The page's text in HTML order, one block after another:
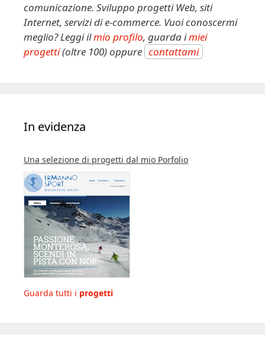
comunicazione. Sviluppo progetti Web, siti
Internet, servizi di e-commerce. Vuoi conoscermi
meglio? Leggi ilmio profilo, guarda imiei
progetti(oltre 100) oppure contattami
In evidenza
Una selezione di progetti dal mio Porfolio
Guarda tutti i progetti